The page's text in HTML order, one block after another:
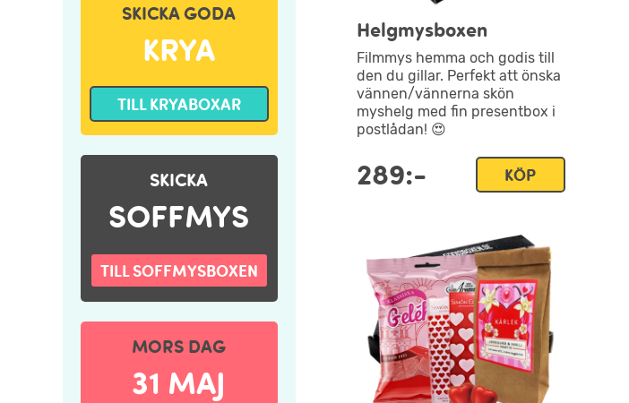
SKICKA GODA
KRYA
TILL KRYABOXAR
SKICKA
SOFFMYS
TILL SOFFMYSBOXEN
MORS DAG
31 MAJ
Helgmysboxen
Filmmys hemma och godis till
den du gillar. Perfekt att önska
vännen/vännerna skön
myshelg med fin presentbox i
postlådan! 😍
289:- KÖP